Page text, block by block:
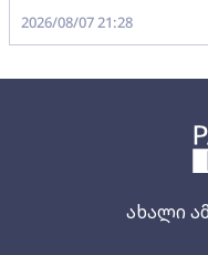
ახალი
2026/08/07 21:28